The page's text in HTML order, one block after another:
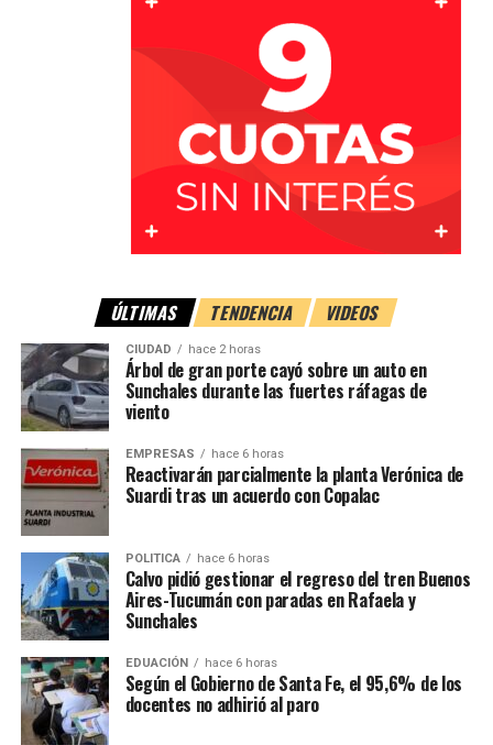
Solo hubo daños materiales
Como consecuencia de la colisión,no se registraron
personas heridas, mientras que ambos vehículos
sufrierondaños materiales
Las actuaciones quedaron a cargo del personal policial,
que trabajó en el lugar para establecer la mecánica del
accidente.
Por Móvil Quique
ÚLTIMAS TENDENCIA VIDEOS
CIUDAD hace 2 horas
Árbol de gran porte cayó sobre un auto en
Sunchales durante las fuertes ráfagas de
viento
EMPRESAS hace 6 horas
Reactivarán parcialmente la planta Verónica de
Suardi tras un acuerdo con Copalac
POLITICA hace 6 horas
Calvo pidió gestionar el regreso del tren Buenos
Aires-Tucumán con paradas en Rafaela y
Sunchales
EDUACIÓN hace 6 horas
Según el Gobierno de Santa Fe, el 95,6% de los
docentes no adhirió al paro